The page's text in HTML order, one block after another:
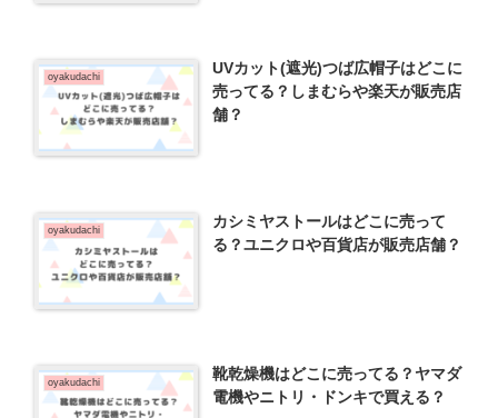
oyakudachi
UVカット(遮光)つば広帽子はどこに
売ってる？しまむらや楽天が販売店
舗？
oyakudachi
カシミヤストールはどこに売って
る？ユニクロや百貨店が販売店舗？
oyakudachi
靴乾燥機はどこに売ってる？ヤマダ
電機やニトリ・ドンキで買える？